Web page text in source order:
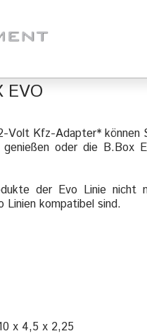
EVO
Volt Kfz-Adapter* können
oder die B.Box
der Evo Linie nicht
Linien kompatibel sind.
x 4,5 x 2,25